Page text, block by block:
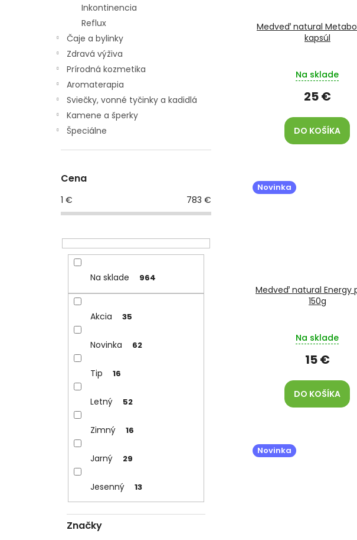
Inkontinencia
Reflux
Čaje a bylinky
Zdravá výživa
Prírodná kozmetika
Aromaterapia
Sviečky, vonné tyčinky a kadidlá
Kamene a šperky
Špeciálne
Cena
1 € 783 €
Na sklade 964
Akcia 35
Novinka 62
Tip 16
Letný 52
Zimný 16
Jarný 29
Jesenný 13
Značky
Medveď natural
kapsúl
Na sklade
25 €
DO KOŠÍKA
Novinka
Medveď natural Energy
150g
Na sklade
15 €
DO KOŠÍKA
Novinka